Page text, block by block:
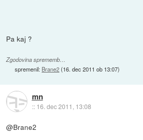
Pa kaj ?
Zgodovina sprememb…
spremenil: Brane2(16. dec 2011 ob 13:07)
mn
:: 16. dec 2011, 13:08
@Brane2